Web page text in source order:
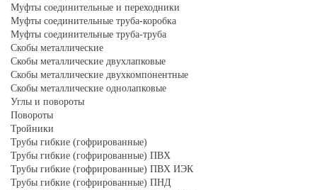
Муфты соединительные и переходники
Муфты соединительные труба-коробка
Муфты соединительные труба-труба
Скобы металлические
Скобы металлические двухлапковые
Скобы металлические двухкомпонентные
Скобы металлические однолапковые
Углы и повороты
Повороты
Тройники
Трубы гибкие (гофрированные)
Трубы гибкие (гофрированные) ПВХ
Трубы гибкие (гофрированные) ПВХ ИЭК
Трубы гибкие (гофрированные) ПНД